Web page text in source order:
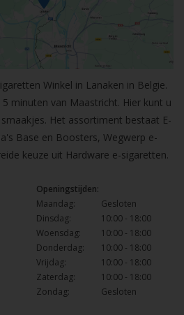
Winkel in Lanaken in Belgie.
minuten van Maastricht. Hier kunt u
Het assortiment bestaat E-
Base en Boosters, Wegwerp e-
keuze uit Hardware e-sigaretten.
Openingstijden:
Maandag:
Gesloten
Dinsdag:
10:00 - 18:00
Woensdag:
10:00 - 18:00
Donderdag:
10:00 - 18:00
Vrijdag:
10:00 - 18:00
Zaterdag:
10:00 - 18:00
Zondag:
Gesloten